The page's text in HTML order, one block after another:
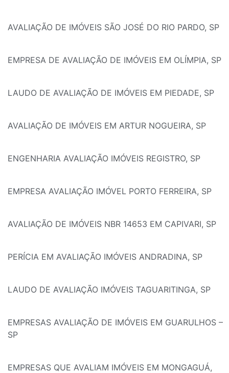
AVALIAÇÃO DE IMÓVEIS SÃO JOSÉ DO RIO PARDO, SP
EMPRESA DE AVALIAÇÃO DE IMÓVEIS EM OLÍMPIA, SP
LAUDO DE AVALIAÇÃO DE IMÓVEIS EM PIEDADE, SP
AVALIAÇÃO DE IMÓVEIS EM ARTUR NOGUEIRA, SP
ENGENHARIA AVALIAÇÃO IMÓVEIS REGISTRO, SP
EMPRESA AVALIAÇÃO IMÓVEL PORTO FERREIRA, SP
AVALIAÇÃO DE IMÓVEIS NBR 14653 EM CAPIVARI, SP
PERÍCIA EM AVALIAÇÃO IMÓVEIS ANDRADINA, SP
LAUDO DE AVALIAÇÃO IMÓVEIS TAGUARITINGA, SP
EMPRESAS AVALIAÇÃO DE IMÓVEIS EM GUARULHOS –
SP
EMPRESAS QUE AVALIAM IMÓVEIS EM MONGAGUÁ,